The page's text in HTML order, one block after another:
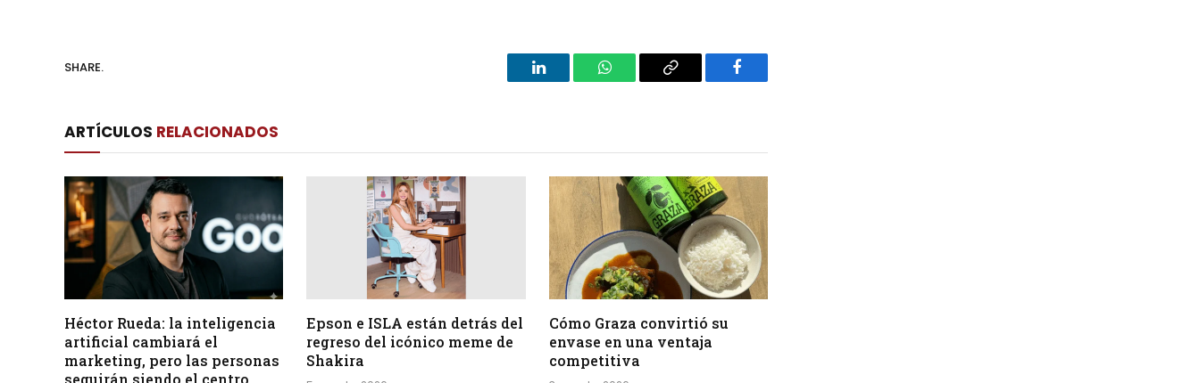
SHARE.
LinkedIn WhatsAppCopy
Facebook
ARTÍCULOS RELACIONADOS
Héctor Rueda: la inteligencia
artificial cambiará el
marketing, pero las personas
seguirán siendo el centro
Epson e ISLA están detrás del
regreso del icónico meme de
Shakira
Cómo Graza convirtió su
envase en una ventaja
competitiva